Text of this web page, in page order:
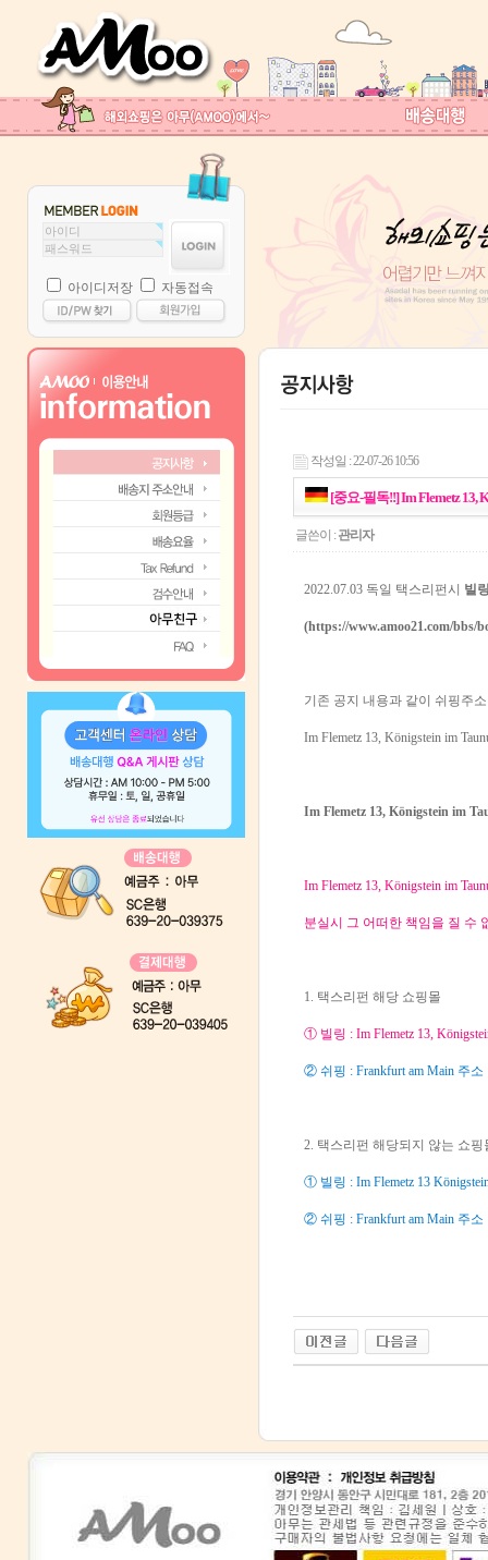
아이디저장 자동접속
작성일 : 22-07-26 10:56
[중요-필독!!] Im Flemetz 13,
글쓴이 : 관리자
2022.07.03 독일 택스리펀시 빌
(https://www.amoo21.com/bbs/
기존 공지 내용과 같이 쉬핑주
Im Flemetz 13, Königstein im
Im Flemetz 13, Königstein im
Im Flemetz 13, Königstein im
분실시 그 어떠한 책임을 질 수
1. 택스리펀 해당 쇼핑몰
① 빌링 : Im Flemetz 13,
② 쉬핑 : Frankfurt am Main 주소
2. 택스리펀 해당되지 않는 쇼핑
① 빌링 : Im Flemetz 13
② 쉬핑 : Frankfurt am Main 주소